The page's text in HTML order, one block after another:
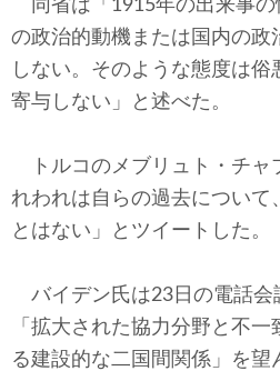
同省は「1915年の出来事の
の政治的動機または国内の政
しない。そのような態度は
寄与しない」と述べた。
トルコのメブリュト・チャ
れわれは自らの過去について
とはない」とツイートした。
バイデン氏は23日の電話会
「拡大された協力分野と不
る建設的な二国間関係」を望